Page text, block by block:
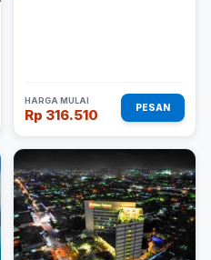
HARGA MULAI
Rp 316.510 PESAN